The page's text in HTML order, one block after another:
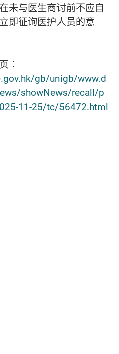
未与医生商讨前不应自
即征询医护人员的意
∶
gb/unigb/www.d
showNews/recall/p
11-25/tc/56472.html